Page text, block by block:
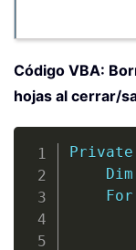
Código VBA:
hojas al cerrar/
Private
Dim
For